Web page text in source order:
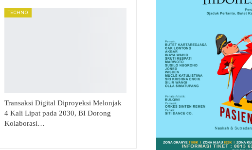
TECHNO
Transaksi Digital Diproyeksi Melonjak
4 Kali Lipat pada 2030, BI Dorong
Kolaborasi…